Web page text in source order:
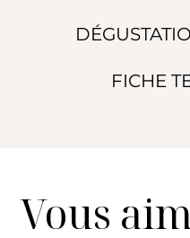
FICHE
Vous